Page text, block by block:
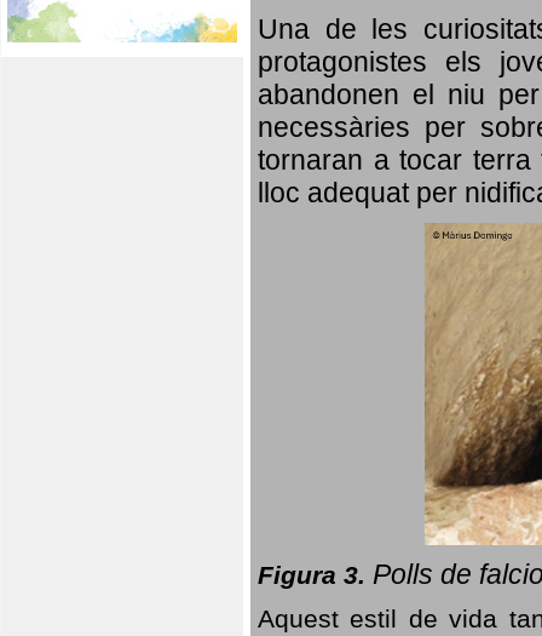
Una de les
protagonistes els
abandonen el niu
necessàries per
tornaran a tocar
lloc adequat per
Figura 3. Polls de
Aquest estil de vida